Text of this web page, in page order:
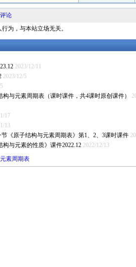
论
为，与本站立场无关。
2023/12/11
2023/12/5
与元素周期表（课时课件，共4课时原创课件）
17
13
节《原子结构与元素周期表》第1、2、3课时课件
构与元素的性质》课件2022.12 2022/12/13
素周期表